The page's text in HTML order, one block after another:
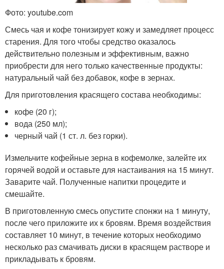
Фото: youtube.com
Смесь чая и кофе тонизирует кожу и замедляет процесс
старения. Для того чтобы средство оказалось
действительно полезным и эффективным, важно
приобрести для него только качественные продукты:
натуральный чай без добавок, кофе в зернах.
Для приготовления красящего состава необходимы:
кофе (20 г);
вода (250 мл);
черный чай (1 ст. л. без горки).
Измельчите кофейные зерна в кофемолке, залейте их
горячей водой и оставьте для настаивания на 15 минут.
Заварите чай. Полученные напитки процедите и
смешайте.
В приготовленную смесь опустите спонжи на 1 минуту,
после чего приложите их к бровям. Время воздействия
составляет 10 минут, в течение которых необходимо
несколько раз смачивать диски в красящем растворе и
прикладывать к бровям.